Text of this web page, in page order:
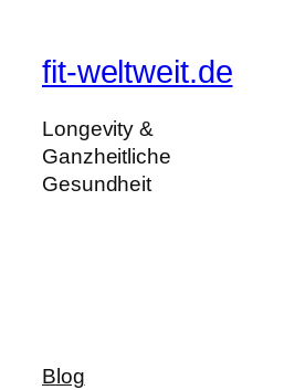
fit-weltweit.de
Longevity &
Ganzheitliche
Gesundheit
Blog